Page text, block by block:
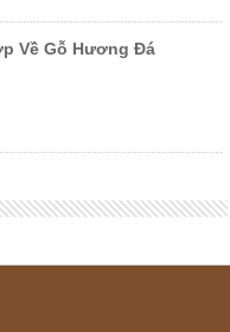
Về Gỗ Hương Đá